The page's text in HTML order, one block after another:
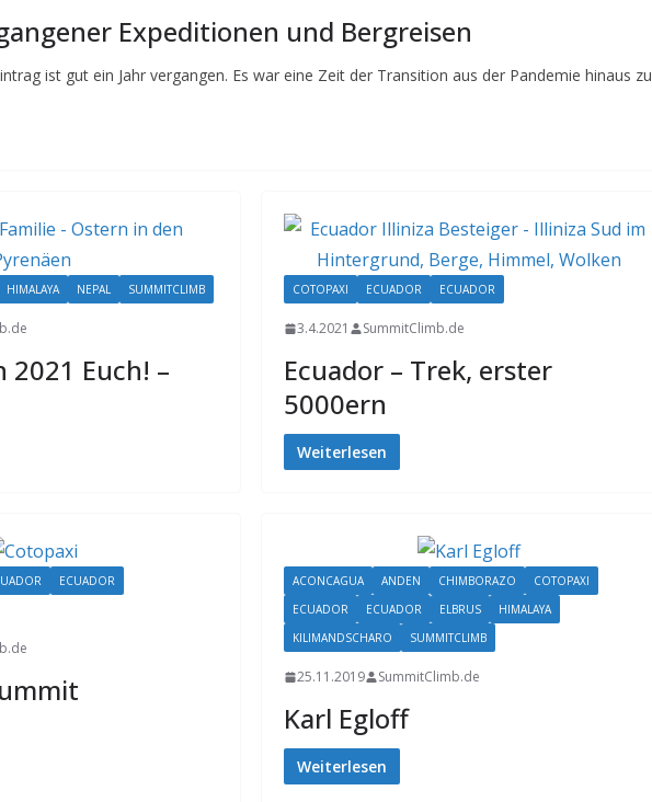
Expeditionen und Bergreisen
ist gut ein Jahr vergangen. Es war eine Zeit der Transition aus der Pandemie hinaus zu
HIMALAYA NEPAL SUMMITCLIMB
2021 Euch! –
COTOPAXI ECUADOR ECUADOR
3.4.2021 SummitClimb.de
Ecuador – Trek, erster
5000ern
Weiterlesen
ECUADOR
ACONCAGUA ANDEN CHIMBORAZO
COTOPAXI
ECUADOR
ECUADOR ELBRUS
HIMALAYA
KILIMANDSCHARO
SUMMITCLIMB
25.11.2019 SummitClimb.de
Karl Egloff
Weiterlesen